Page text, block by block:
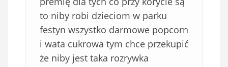
to niby robi dzieciom w parku
festyn wszystko darmowe popcorn
i wata cukrowa tym chce przekupić
że niby jest taka rozrywka